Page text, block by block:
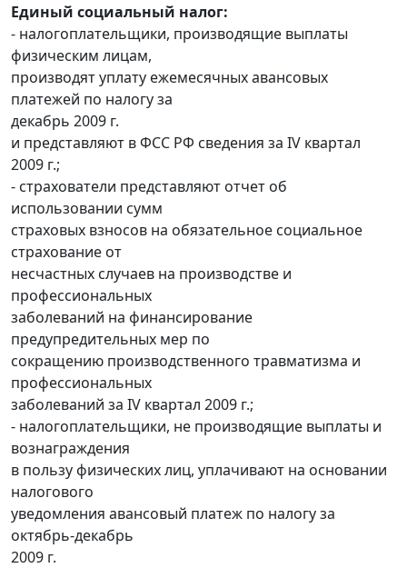
Единый социальный налог:
- налогоплательщики, производящие выплаты
физическим лицам,
производят уплату ежемесячных авансовых
платежей по налогу за
декабрь 2009 г.
и представляют в ФСС РФ сведения за IV квартал
2009 г.;
- страхователи представляют отчет об
использовании сумм
страховых взносов на обязательное социальное
страхование от
несчастных случаев на производстве и
профессиональных
заболеваний на финансирование
предупредительных мер по
сокращению производственного травматизма и
профессиональных
заболеваний за IV квартал 2009 г.;
- налогоплательщики, не производящие выплаты и
вознаграждения
в пользу физических лиц, уплачивают на основании
налогового
уведомления авансовый платеж по налогу за
октябрь-декабрь
2009 г.